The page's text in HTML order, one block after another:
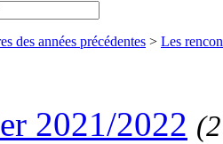
des années précédentes > Les
2021/2022